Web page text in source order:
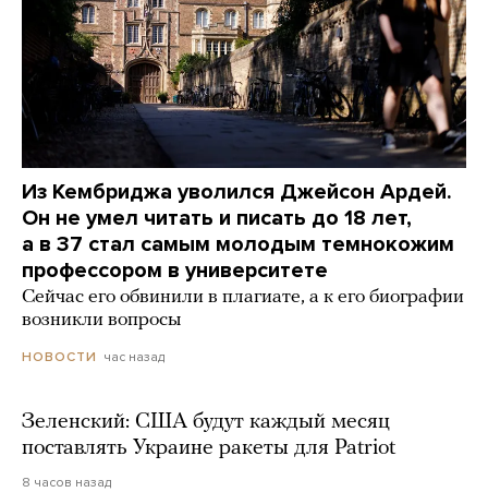
Из Кембриджа уволился Джейсон Ардей.
Он не умел читать и писать до 18 лет,
а в 37 стал самым молодым темнокожим
профессором в университете
Сейчас его обвинили в плагиате, а к его биографии
возникли вопросы
НОВОСТИ час назад
Зеленский: США будут каждый месяц
поставлять Украине ракеты для Patriot
8 часов назад